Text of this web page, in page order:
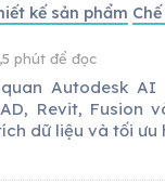
kế sản phẩm
phút để đọc
Autodesk
Revit, Fusion
dữ liệu và tối ưu